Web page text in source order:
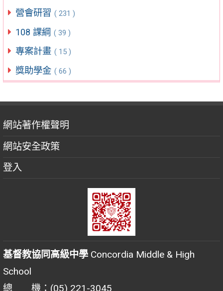
營會研習 ( 231 )
108 課綱 ( 39 )
專案計畫 ( 15 )
獎助學金 ( 66 )
網站著作權聲明
網站安全政策
登入
基督教協同高級中學 Concordia Middle & High
School
總 機：(05) 221-3045